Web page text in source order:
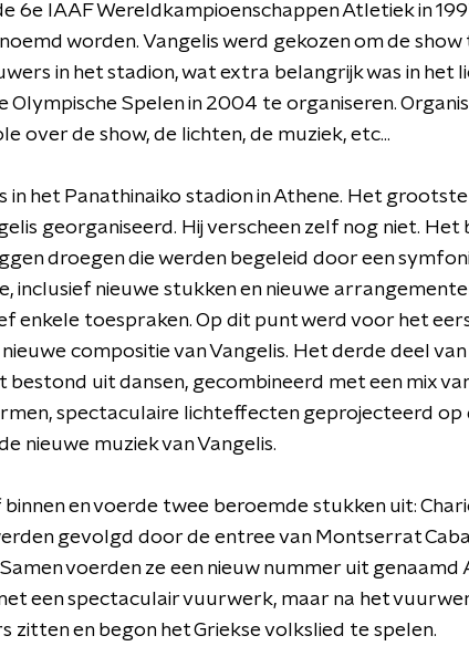
6e IAAF Wereldkampioenschappen Atletiek in
worden. Vangelis werd gekozen om de show
in het stadion, wat extra belangrijk was in het
Olympische Spelen in 2004 te organiseren.
over de show, de lichten, de muziek, etc...
in het Panathinaiko stadion in Athene. Het
georganiseerd. Hij verscheen zelf nog niet. Het
droegen die werden begeleid door een
inclusief nieuwe stukken en nieuwe
enkele toespraken. Op dit punt werd voor het
compositie van Vangelis. Het derde deel
bestond uit dansen, gecombineerd met een mix
spectaculaire lichteffecten geprojecteerd op
nieuwe muziek van Vangelis.
en voerde twee beroemde stukken uit:
gevolgd door de entree van Montserrat
voerden ze een nieuw nummer uit genaamd
een spectaculair vuurwerk, maar na het
zitten en begon het Griekse volkslied te spelen.